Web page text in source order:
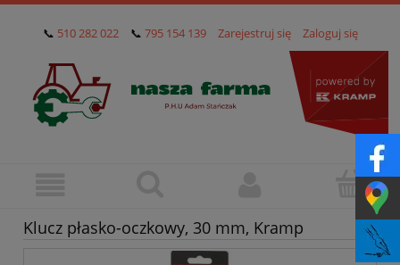
📞 510 282 022 📞 795 154 139 Zarejestruj się Zaloguj się
Klucz płasko-oczkowy, 30 mm, Kramp